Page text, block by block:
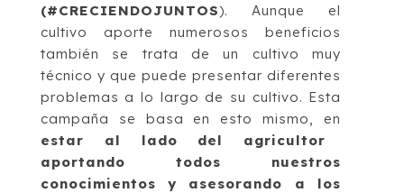
(#CRECIENDOJUNTOS). Aunque el
cultivo aporte numerosos beneficios
también se trata de un cultivo muy
técnico y que puede presentar diferentes
problemas a lo largo de su cultivo. Esta
campaña se basa en esto mismo, en
estar al lado del agricultor
aportando todos nuestros
conocimientos y asesorando a los